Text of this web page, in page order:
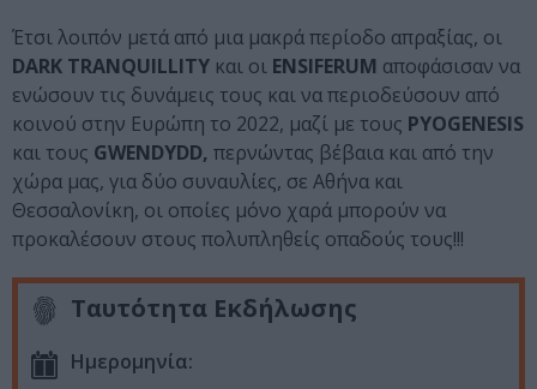
Έτσι λοιπόν μετά από μια μακρά περίοδο απραξίας, οι
DARK TRANQUILLITY και οι ENSIFERUM αποφάσισαν να
ενώσουν τις δυνάμεις τους και να περιοδεύσουν από
κοινού στην Ευρώπη το 2022, μαζί με τους PYOGENESIS
και τους GWENDYDD, περνώντας βέβαια και από την
χώρα μας, για δύο συναυλίες, σε Αθήνα και
Θεσσαλονίκη, οι οποίες μόνο χαρά μπορούν να
προκαλέσουν στους πολυπληθείς οπαδούς τους!!!
Ταυτότητα Εκδήλωσης
Ημερομηνία: